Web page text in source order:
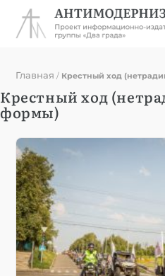
Главная / Крестный ход
Крестный ход
формы)